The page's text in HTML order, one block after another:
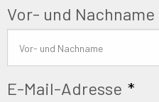
Vor- und Nachname
E-Mail-Adresse *